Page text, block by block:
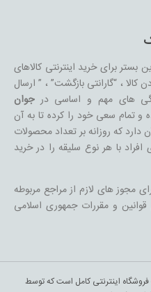
بستر برای خرید اینترنتی کالاهای
، “گارانتی بازگشت” ، ” ارسال
های مهم و اساسی درجوان
تمام سعی خود را کرده تا به آن
که روزانه بر تعداد محصولات
افراد با هر نوع سلیقه را در خرید
مجوز های لازم از مراجع مربوطه
و مقررات جمهوری اسلامی
اینترنتی کامل است که توسط